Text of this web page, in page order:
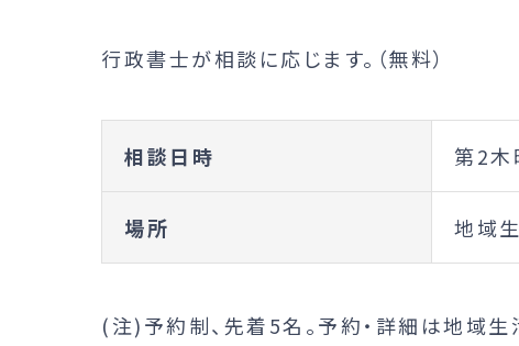
行政書士が相談に応じます。（無料）
相談日時 第2木
場所 地域
(注)予約制、先着5名。予約・詳細は地域